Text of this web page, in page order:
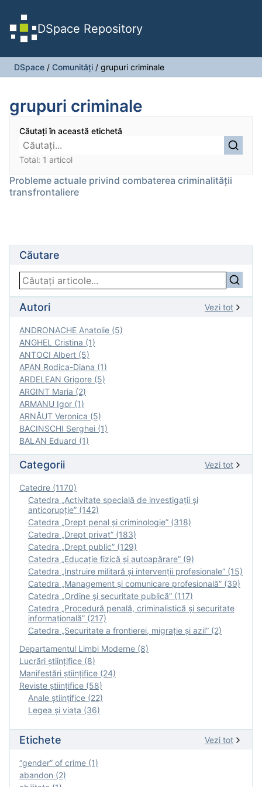
DSpace Repository
DSpace / Comunități / grupuri criminale
grupuri criminale
Căutați în această etichetă
Total: 1 articol
Probleme actuale privind combaterea criminalităţii
transfrontaliere
Căutare
Autori Vezi tot
ANDRONACHE Anatolie (5)
ANGHEL Cristina (1)
ANTOCI Albert (5)
APAN Rodica-Diana (1)
ARDELEAN Grigore (5)
ARGINT Maria (2)
ARMANU Igor (1)
ARNĂUT Veronica (5)
BACINSCHI Serghei (1)
BALAN Eduard (1)
Categorii Vezi tot
Catedre (1170)
Catedra „Activitate specială de investigaţii şi
anticorupție” (142)
Catedra „Drept penal și criminologie” (318)
Catedra „Drept privat” (183)
Catedra „Drept public” (129)
Catedra „Educație fizică şi autoapărare” (9)
Catedra „Instruire militară şi intervenţii profesionale” (15)
Catedra „Management și comunicare profesională” (39)
Catedra „Ordine și securitate publică” (117)
Catedra „Procedură penală, criminalistică și securitate
informațională” (217)
Catedra „Securitate a frontierei, migrație și azil” (2)
Departamentul Limbi Moderne (8)
Lucrări științifice (8)
Manifestări ştiinţifice (24)
Reviste ştiinţifice (58)
Anale ştiinţifice (22)
Legea şi viaţa (36)
Etichete Vezi tot
“gender” of crime (1)
abandon (2)